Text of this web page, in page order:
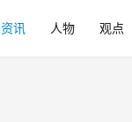
资讯 人物 观点